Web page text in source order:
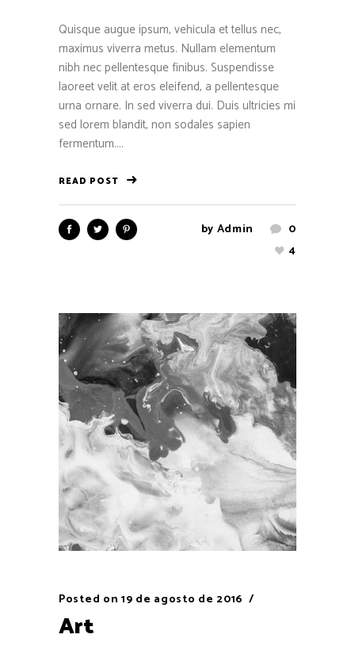
Quisque augue ipsum, vehicula et tellus nec,
maximus viverra metus. Nullam elementum
nibh nec pellentesque finibus. Suspendisse
laoreet velit at eros eleifend, a pellentesque
urna ornare. In sed viverra dui. Duis ultricies mi
sed lorem blandit, non sodales sapien
fermentum....
READ POST
by Admin
0
4
Posted on 19 de agosto de 2016
Art